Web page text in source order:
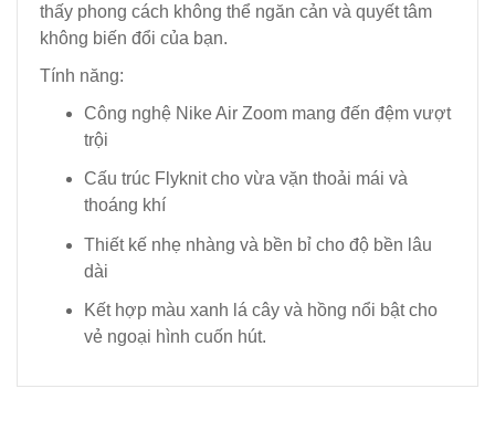
thấy phong cách không thể ngăn cản và quyết tâm
không biến đổi của bạn.
Tính năng:
Công nghệ Nike Air Zoom mang đến đệm vượt
trội
Cấu trúc Flyknit cho vừa vặn thoải mái và
thoáng khí
Thiết kế nhẹ nhàng và bền bỉ cho độ bền lâu
dài
Kết hợp màu xanh lá cây và hồng nổi bật cho
vẻ ngoại hình cuốn hút.